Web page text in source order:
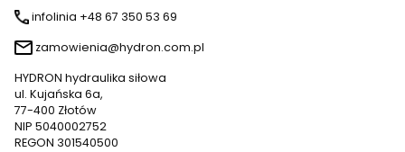
infolinia +48 67 350 53 69
zamowienia@hydron.com.pl
HYDRON hydraulika siłowa
ul. Kujańska 6a,
77-400 Złotów
NIP 5040002752
REGON 301540500